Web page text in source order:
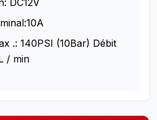
DC12V
.: 140PSI (10Bar) Débit
/ min